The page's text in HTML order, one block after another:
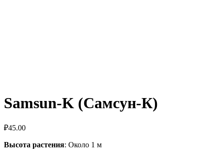
Samsun-K (Самсун-К)
₽45.00
Высота растения: Около 1 м